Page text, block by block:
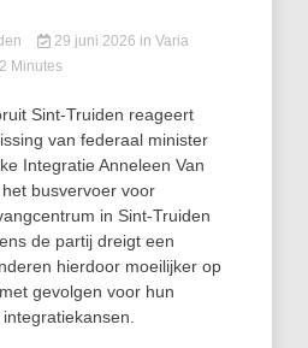
29 juni 2026 in Varia
Minutes
Sint-Truiden reageert
van federaal minister
Integratie Anneleen Van
busvervoer voor
in Sint-Truiden
de partij dreigt een
hierdoor moeilijker op
gevolgen voor hun